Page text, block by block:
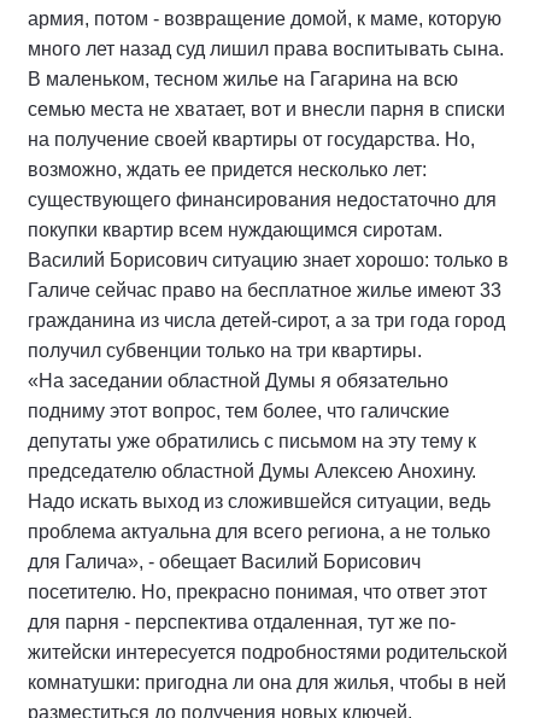
армия, потом - возвращение домой, к маме, которую
много лет назад суд лишил права воспитывать сына.
В маленьком, тесном жилье на Гагарина на всю
семью места не хватает, вот и внесли парня в списки
на получение своей квартиры от государства. Но,
возможно, ждать ее придется несколько лет:
существующего финансирования недостаточно для
покупки квартир всем нуждающимся сиротам.
Василий Борисович ситуацию знает хорошо: только в
Галиче сейчас право на бесплатное жилье имеют 33
гражданина из числа детей-сирот, а за три года город
получил субвенции только на три квартиры.
«На заседании областной Думы я обязательно
подниму этот вопрос, тем более, что галичские
депутаты уже обратились с письмом на эту тему к
председателю областной Думы Алексею Анохину.
Надо искать выход из сложившейся ситуации, ведь
проблема актуальна для всего региона, а не только
для Галича», - обещает Василий Борисович
посетителю. Но, прекрасно понимая, что ответ этот
для парня - перспектива отдаленная, тут же по-
житейски интересуется подробностями родительской
комнатушки: пригодна ли она для жилья, чтобы в ней
разместиться до получения новых ключей.